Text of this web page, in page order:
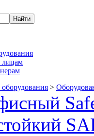
лицам
оборудования >